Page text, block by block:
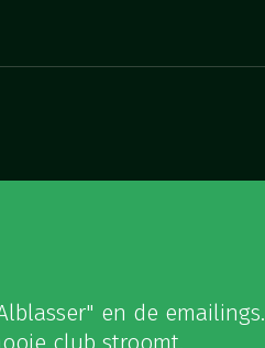
en de emailings.